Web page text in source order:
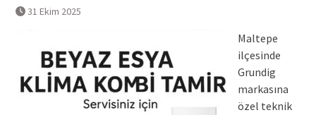
31 Ekim 2025
Maltepe
ilçesinde
Grundig
markasına
özel teknik